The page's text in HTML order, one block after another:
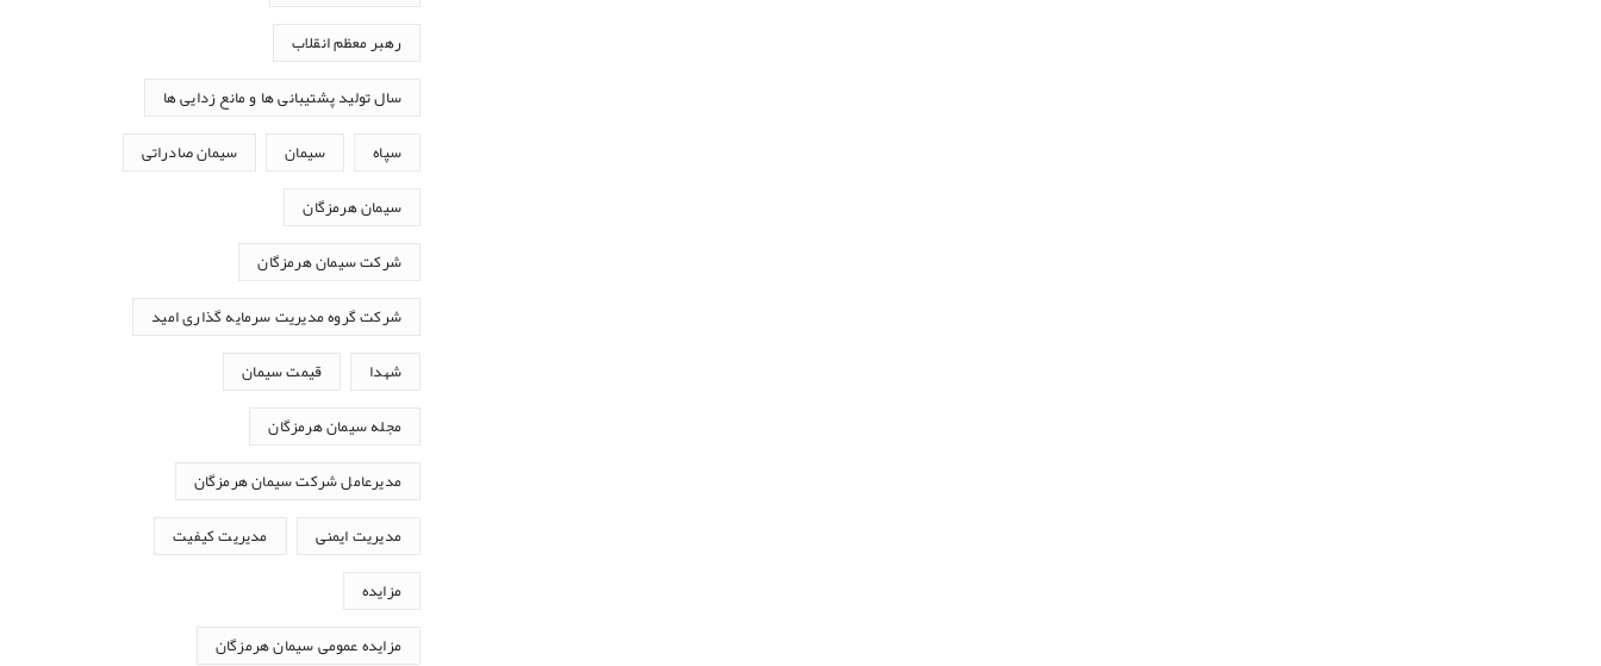
رهبر معظم انقلاب
سال تولید پشتیبانی ها و مانع زدایی ها
سپاه سیمان سیمان صادراتی
سیمان هرمزگان
شرکت سیمان هرمزگان
شرکت گروه مدیریت سرمایه گذاری امید
شهدا قیمت سیمان
مجله سیمان هرمزگان
مدیرعامل شرکت سیمان هرمزگان
مدیریت ایمنی مدیریت کیفیت
مزایده
مزایده عمومی سیمان هرمزگان